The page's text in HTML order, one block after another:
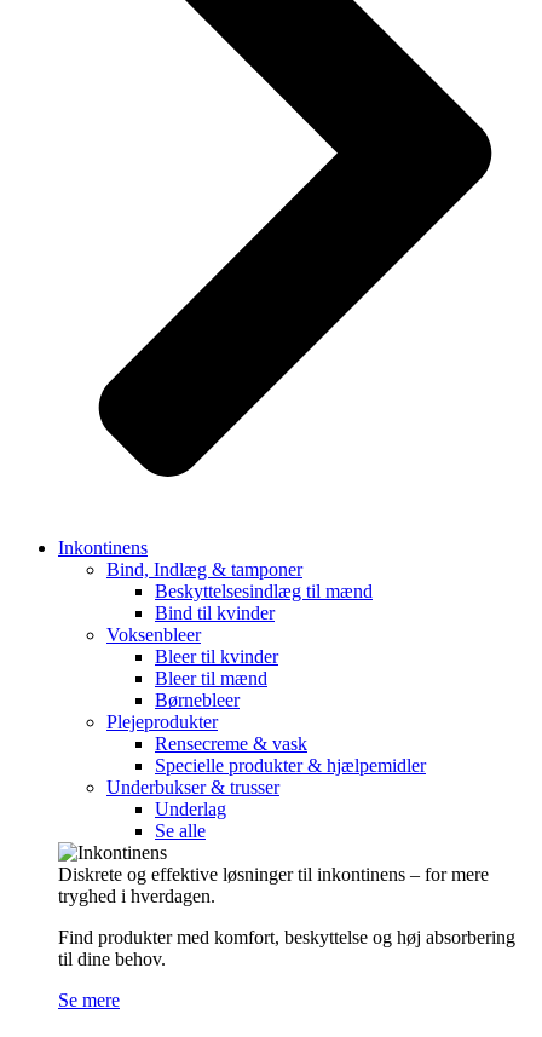
Inkontinens
Bind, Indlæg & tamponer
Beskyttelsesindlæg til mænd
Bind til kvinder
Voksenbleer
Bleer til kvinder
Bleer til mænd
Børnebleer
Plejeprodukter
Rensecreme & vask
Specielle produkter & hjælpemidler
Underbukser & trusser
Underlag
Se alle
Diskrete og effektive løsninger til inkontinens – for mere
tryghed i hverdagen.
Find produkter med komfort, beskyttelse og høj absorbering
til dine behov.
Se mere